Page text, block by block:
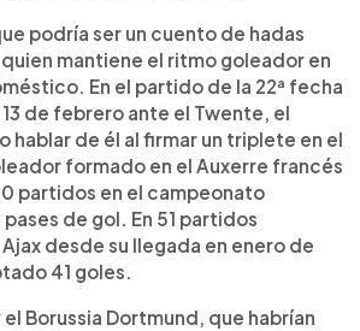
podría ser un cuento de hadas
mantiene el ritmo goleador en
En el partido de la 22ª fecha
de febrero ante el Twente, el
hablar de él al firmar un triplete en el
formado en el Auxerre francés
partidos en el campeonato
de gol. En 51 partidos
desde su llegada en enero de
41 goles.
el Borussia Dortmund, que habrían